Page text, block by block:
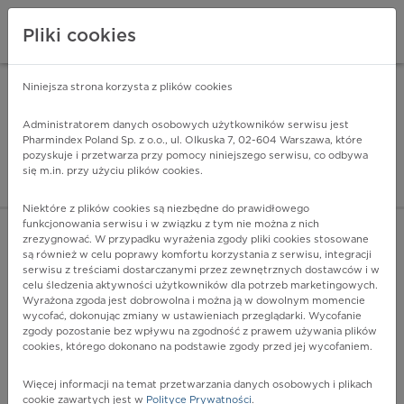
Pharmindex - lider
ZALOGUJ SIĘ
V95.3 - Wypadek komercyjnej skrzydłowej jednostki
latającej, powodujący uraz użytkownika
Więcej na lekiicd10.pl
Pliki cookies
Niniejsza strona korzysta z plików cookies
Administratorem danych osobowych użytkowników serwisu jest
Pharmindex Poland Sp. z o.o., ul. Olkuska 7, 02-604 Warszawa, które
pozyskuje i przetwarza przy pomocy niniejszego serwisu, co odbywa
się m.in. przy użyciu plików cookies.
Niektóre z plików cookies są niezbędne do prawidłowego
funkcjonowania serwisu i w związku z tym nie można z nich
zrezygnować. W przypadku wyrażenia zgody pliki cookies stosowane
są również w celu poprawy komfortu korzystania z serwisu, integracji
serwisu z treściami dostarczanymi przez zewnętrznych dostawców i w
celu śledzenia aktywności użytkowników dla potrzeb marketingowych.
Wyrażona zgoda jest dobrowolna i można ją w dowolnym momencie
wycofać, dokonując zmiany w ustawieniach przeglądarki. Wycofanie
zgody pozostanie bez wpływu na zgodność z prawem używania plików
cookies, którego dokonano na podstawie zgody przed jej wycofaniem.
Więcej informacji na temat przetwarzania danych osobowych i plikach
cookie zawartych jest w Polityce Prywatności.
ZA DARMO - w Google Play INSTALUJ